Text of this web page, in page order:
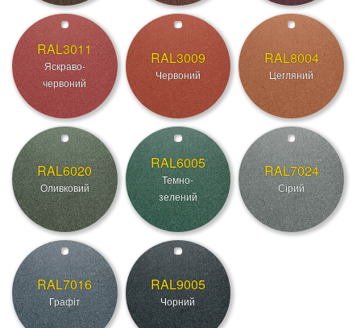
RAL3011
Яскраво-
червоний
RAL3009
Червоний
RAL8004
Цегляний
RAL6020
Оливковий
RAL6005
Темно-
зелений
RAL7024
Сірий
RAL7016
Графіт
RAL9005
Чорний